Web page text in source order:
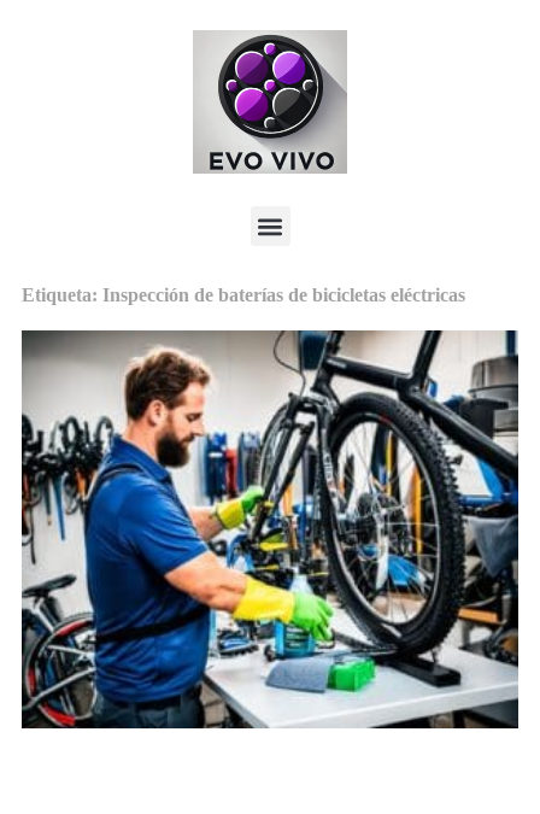
Etiqueta: Inspección de baterías de bicicletas eléctricas